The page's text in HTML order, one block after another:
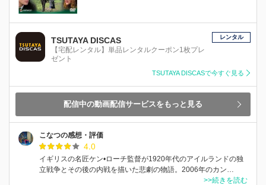
TSUTAYA DISCAS
【宅配レンタル】単品レンタルクーポン1枚プレ
ゼント
レンタル
TSUTAYA DISCASで今すぐ見る
配信中の動画配信サービスをもっと見る
こなつの感想・評価
4.0
イギリスの名匠ケン•ローチ監督が1920年代のアイルランドの独
立戦争とその後の内戦を描いた悲劇の物語。2006年のカン…
>>続きを読む